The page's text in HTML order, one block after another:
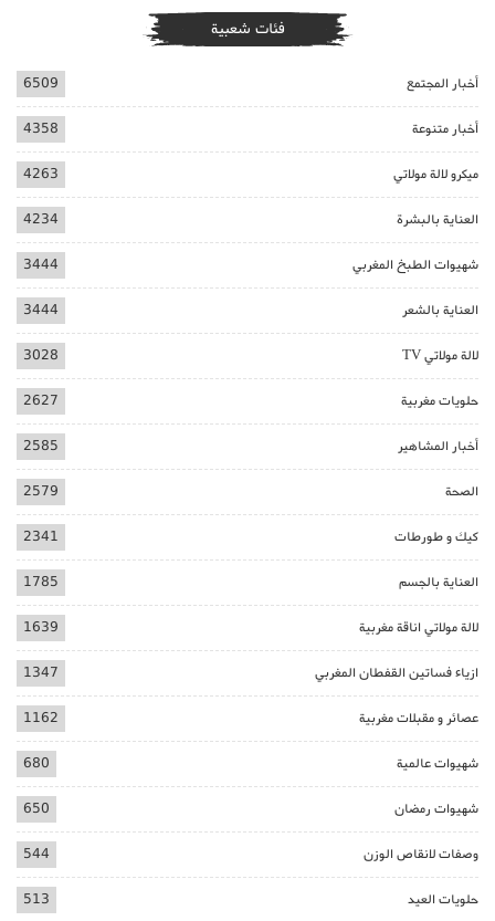
فئات شعبية
أخبار المجتمع 6509
أخبار متنوعة 4358
ميكرو لالة مولاتي 4263
العناية بالبشرة 4234
شهيوات الطبخ المغربي 3444
العناية بالشعر 3444
لالة مولاتي TV 3028
حلويات مغربية 2627
أخبار المشاهير 2585
الصحة 2579
كيك و طورطات 2341
العناية بالجسم 1785
لالة مولاتي اناقة مغربية 1639
ازياء فساتين القفطان المغربي 1347
عصائر و مقبلات مغربية 1162
شهيوات عالمية 680
شهيوات رمضان 650
وصفات لانقاص الوزن 544
حلويات العيد 513